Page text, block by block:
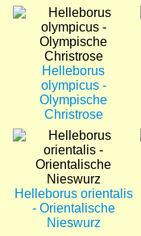
Bild
Helleborus
olympicus -
Olympische
Christrose
Bild
Helleborus orientalis
- Orientalische
Nieswurz